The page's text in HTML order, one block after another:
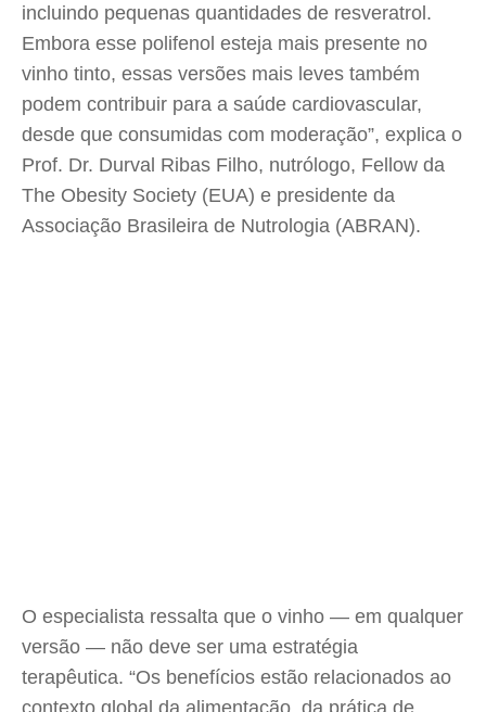
incluindo pequenas quantidades de resveratrol.
Embora esse polifenol esteja mais presente no
vinho tinto, essas versões mais leves também
podem contribuir para a saúde cardiovascular,
desde que consumidas com moderação”, explica o
Prof. Dr. Durval Ribas Filho, nutrólogo, Fellow da
The Obesity Society (EUA) e presidente da
Associação Brasileira de Nutrologia (ABRAN).
O especialista ressalta que o vinho — em qualquer
versão — não deve ser uma estratégia
terapêutica. “Os benefícios estão relacionados ao
contexto global da alimentação, da prática de